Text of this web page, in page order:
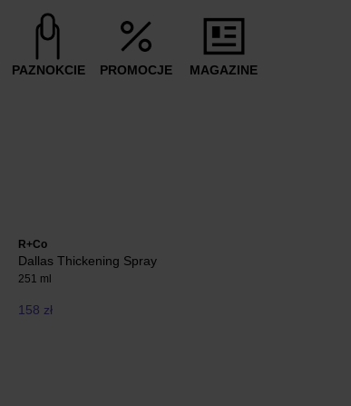
PAZNOKCIE PROMOCJE MAGAZINE
R+Co
Dallas Thickening Spray
251 ml
158 zł